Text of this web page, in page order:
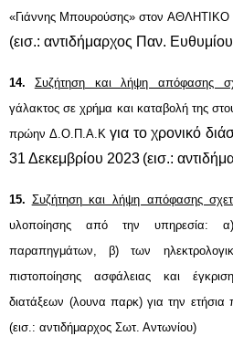
«Γιάννης Μπουρούσης» στον
(εισ.: αντιδήμαρχος Παν.
14. Συζήτηση και λήψη απόφασης
γάλακτος σε χρήμα και καταβολή της
πρώην Δ.Ο.Π.Α.Κγια το χρονικό
31 Δεκεμβρίου 2023 (εισ.:
15. Συζήτηση και λήψη απόφασης
υλοποίησης από την υπηρεσία:
παραπηγμάτων, β) των
πιστοποίησης ασφάλειας και
διατάξεων (λουνα παρκ) για την ετήσια
(εισ.: αντιδήμαρχος Σωτ. Αντωνίου)